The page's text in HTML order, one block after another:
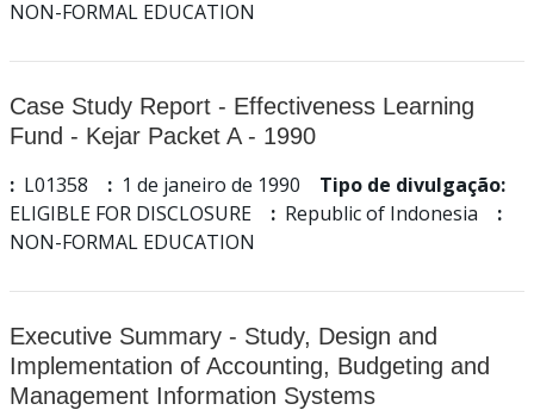
NON-FORMAL EDUCATION
Case Study Report - Effectiveness Learning
Fund - Kejar Packet A - 1990
: L01358 : 1 de janeiro de 1990
Tipo de divulgação:
ELIGIBLE FOR DISCLOSURE
: Republic of Indonesia
:
NON-FORMAL EDUCATION
Executive Summary - Study, Design and
Implementation of Accounting, Budgeting and
Management Information Systems